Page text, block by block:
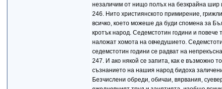
незаличим от нищо полъх на безкрайна шир
246. Нито християнското примирение,
всичко, което можеше да буди спомена за
кротък народ. Седемстотин години и повече
наложат хомота на овчедушието.
седемстотин години се радват на
247. И ако някой се запита, как е възможно
съзнанието на нашия народ бидоха
Безчислени обреди, обичаи, вярвания,